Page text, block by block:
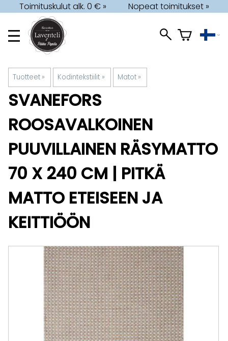
Toimituskulut alk. 0 € » Nopeat toimitukset »
Tuotteet ‪» Kodintekstiilit ‪» Matot ‪»
SVANEFORS
ROOSAVALKOINEN
PUUVILLAINEN RÄSYMATTO
70 X 240 CM | PITKÄ
MATTO ETEISEEN JA
KEITTIÖÖN